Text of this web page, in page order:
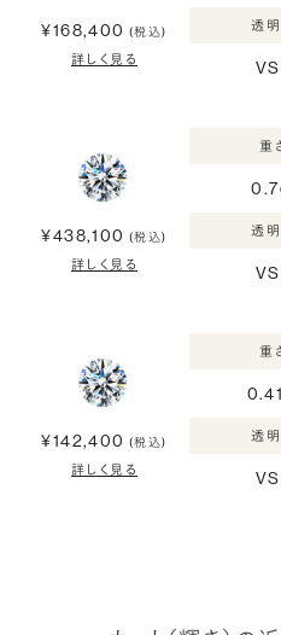
¥168,400 (税込)
詳しく見る
透
¥438,100 (税込)
詳しく見る
重
透
¥142,400 (税込)
詳しく見る
重
透